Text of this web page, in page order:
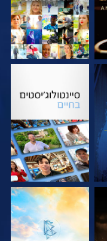
בדוק את הסדרה
בדוק את הסדרה